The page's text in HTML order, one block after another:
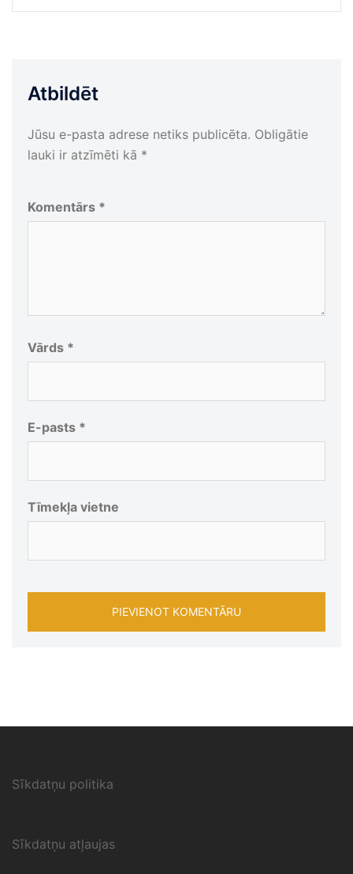
Atbildēt
Jūsu e-pasta adrese netiks publicēta. Obligātie
lauki ir atzīmēti kā *
Komentārs *
Vārds *
E-pasts *
Tīmekļa vietne
Sīkdatņu politika
Sīkdatņu atļaujas